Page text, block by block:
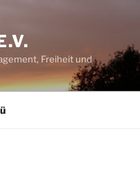
Freiheit und